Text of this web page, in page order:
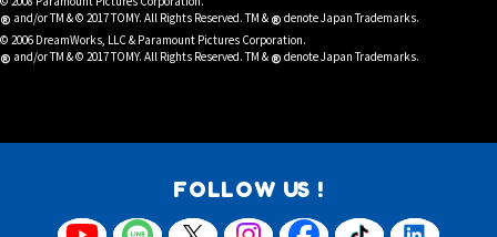
® and/or TM & © 2017 TOMY. All Rights Reserved. TM & ® denote Japan Trademarks.
© 2006 DreamWorks, LLC & Paramount Pictures Corporation.
® and/or TM & © 2017 TOMY. All Rights Reserved. TM & ® denote Japan Trademarks.
FOLLOW US !